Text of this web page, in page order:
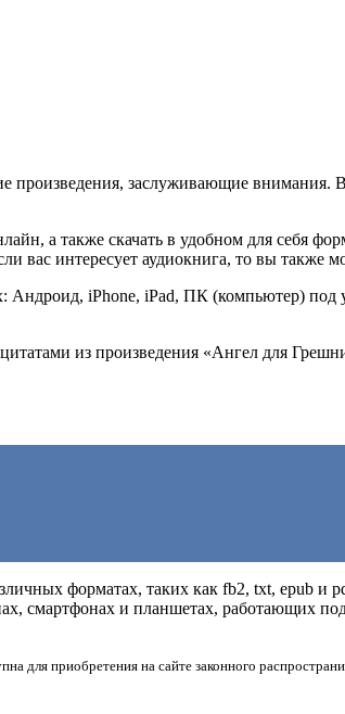
заслуживающие внимания.
а также скачать в удобном для себя
интересует аудиокнига, то вы также
iPhone, iPad, ПК (компьютер)
из произведения «Ангел для
форматах, таких как fb2, txt, epub
смартфонах и планшетах, работающих
для приобретения на сайте законного